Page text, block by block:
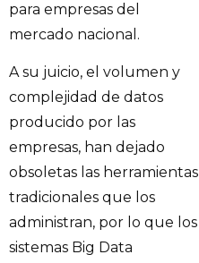
para empresas del
mercado nacional.
A su juicio, el volumen y
complejidad de datos
producido por las
empresas, han dejado
obsoletas las herramientas
tradicionales que los
administran, por lo que los
sistemas Big Data